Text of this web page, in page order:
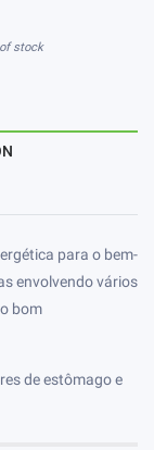
stock
para o bem-
envolvendo vários
bom
de estômago e